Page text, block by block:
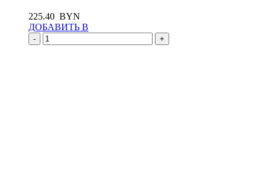
225.40 BYN
ДОБАВИТЬ В
- +